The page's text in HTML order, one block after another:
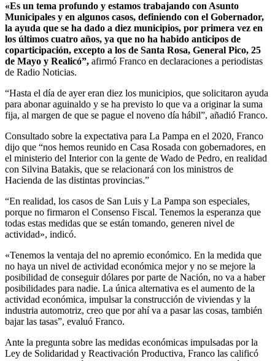
«Es un tema profundo y estamos trabajando con Asunto
Municipales y en algunos casos, definiendo con el Gobernador,
la ayuda que se ha dado a diez municipios, por primera vez en
los últimos cuatro años, ya que no ha habido anticipos de
coparticipación, excepto a los de Santa Rosa, General Pico, 25
de Mayo y Realicó”, afirmó Franco en declaraciones a periodistas
de Radio Noticias.
“Hasta el día de ayer eran diez los municipios, que solicitaron ayuda
para abonar aguinaldo y se ha previsto lo que va a originar la suma
fija, al margen de que se pague el noveno día hábil”, añadió Franco.
Consultado sobre la expectativa para La Pampa en el 2020, Franco
dijo que “nos hemos reunido en Casa Rosada con gobernadores, en
el ministerio del Interior con la gente de Wado de Pedro, en realidad
con Silvina Batakis, que se relacionará con los ministros de
Hacienda de las distintas provincias.”
“En realidad, los casos de San Luis y La Pampa son especiales,
porque no firmaron el Consenso Fiscal. Tenemos la esperanza que
todas estas medidas que se están tomando, generen nivel de
actividad», indicó.
«Tenemos la ventaja del no apremio económico. En la medida que
no haya un nivel de actividad económica mejor y no se mejore la
posibilidad de conseguir dólares por parte de Nación, no va a haber
posibilidades para nadie. La única alternativa es el aumento de la
actividad económica, impulsar la construcción de viviendas y la
industria automotriz, creo que por ahí va a pasar las cosas, también
bajar las tasas”, evaluó Franco.
Ante la pregunta sobre las medidas económicas impulsadas por la
Ley de Solidaridad y Reactivación Productiva, Franco las calificó